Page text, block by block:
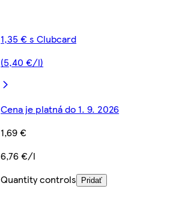
1,35 € s Clubcard
(5,40 €/l)
Cena je platná do 1. 9. 2026
1,69 €
6,76 €/l
Quantity controls
Pridať